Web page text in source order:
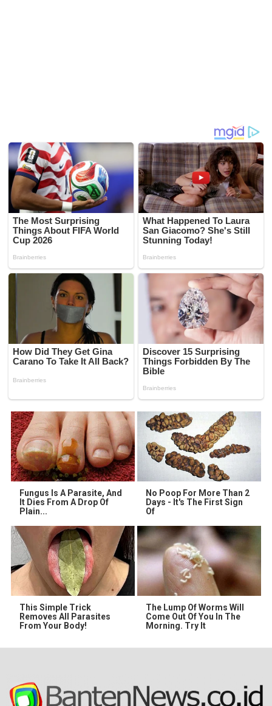
Fungus Is A Parasite, And
It Dies From A Drop Of
Plain...
No Poop For More Than 2
Days - It's The First Sign
Of
This Simple Trick
Removes All Parasites
From Your Body!
The Lump Of Worms Will
Come Out Of You In The
Morning. Try It